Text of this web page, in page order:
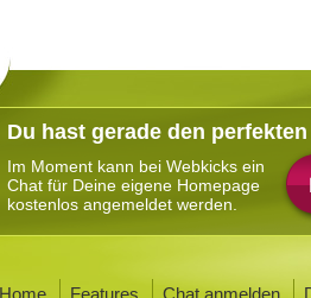
Du hast gerade den
Im Moment kann bei Webkicks ein
Chat für Deine eigene Homepage
kostenlos angemeldet werden.
Home Features Chat anmelden